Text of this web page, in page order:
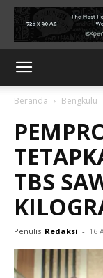
Beranda Bengkulu
TBS
Penulis Redaksi - 16